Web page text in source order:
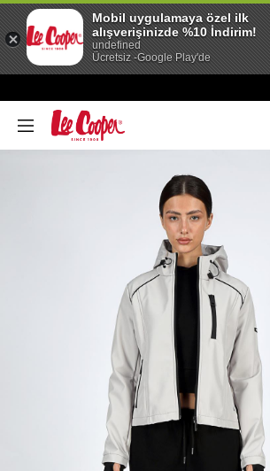
Mobil uygulamaya özel ilk
alışverişinizde %10 İndirim!
undefined
Ücretsiz -Google Play'de